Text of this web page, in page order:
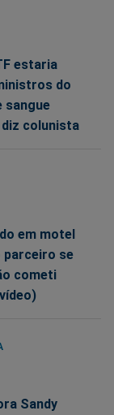
estaria
do
sangue
colunista
em motel
parceiro se
cometi
Sandy